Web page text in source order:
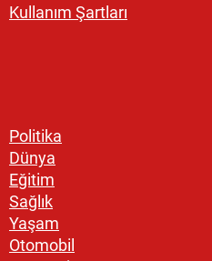
Kullanım Şartları
Politika
Dünya
Eğitim
Sağlık
Yaşam
Otomobil